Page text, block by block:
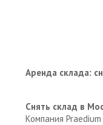
Аренда склада:
Снять склад в
Компания